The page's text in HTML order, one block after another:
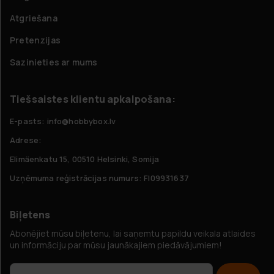
Atgriešana
Pretenzijas
Sazinieties ar mums
Tiešsaistes klientu apkalpošana:
E-pasts: info@hobbybox.lv
Adrese:
Elimäenkatu 15, 00510 Helsinki, Somija
Uzņēmuma reģistrācijas numurs: FI09931637
Biļetens
Abonējiet mūsu biļetenu, lai saņemtu papildu veikala atlaides
un informāciju par mūsu jaunākajiem piedāvājumiem!